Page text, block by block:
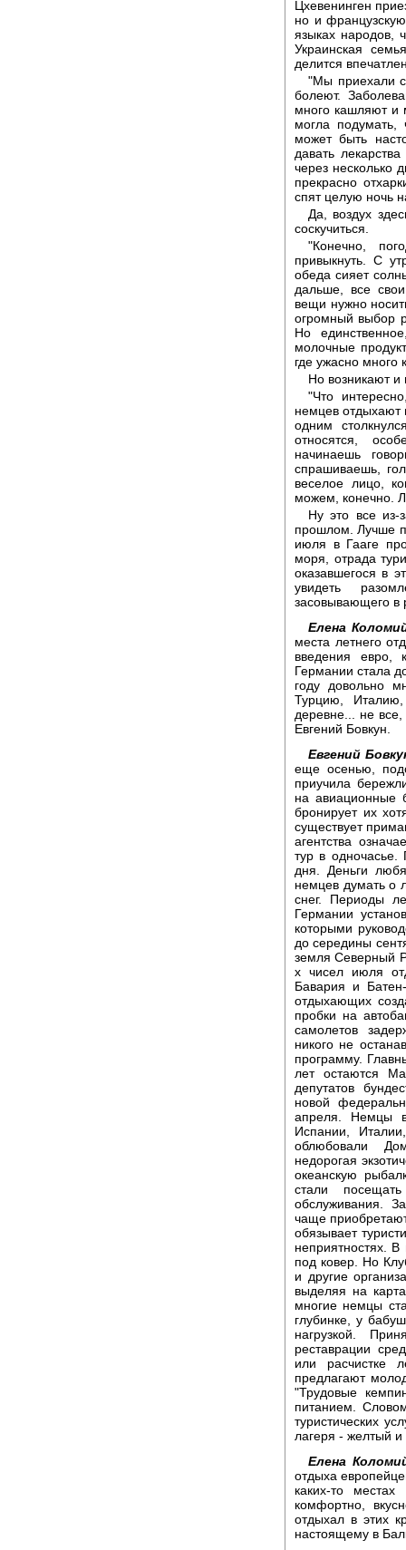
Цхевенинген
но и
языках народов,
Украинская
делится
"Мы приехали
болеют.
много кашляют и
могла подумать,
может быть
давать
через несколько
прекрасно
спят целую ночь
Да, воздух
соскучиться.
"Конечно,
привыкнуть. С
обеда сияет
дальше, все
вещи нужно
огромный выбор
Но
молочные
где ужасно много
Но возникают и
"Что
немцев отдыхают
одним
относятся,
начинаешь
спрашиваешь,
веселое лицо,
можем, конечно.
Ну это все
прошлом. Лучше
июля в Гааге
моря, отрада
оказавшегося в
увидеть
засовывающего в
Елена
места летнего
введения
Германии стала
году довольно
Турцию,
деревне... не
Евгений Бовкун.
Евгений
еще осенью,
приучила
на авиационные
бронирует их
существует
агентства
тур в одночасье.
дня. Деньги
немцев думать о
снег. Периоды
Германии
которыми
до середины
земля Северный
х чисел июля
Бавария и
отдыхающих
пробки на
самолетов
никого не
программу.
лет остаются
депутатов
новой
апреля. Немцы
Испании,
облюбовали
недорогая
океанскую
стали
обслуживания.
чаще
обязывает
неприятностях.
под ковер. Но
и другие
выделяя на
многие немцы
глубинке, у
нагрузкой.
реставрации
или расчистке
предлагают
"Трудовые
питанием.
туристических
лагеря - желтый
Елена
отдыха
каких-то
комфортно,
отдыхал в этих
настоящему в